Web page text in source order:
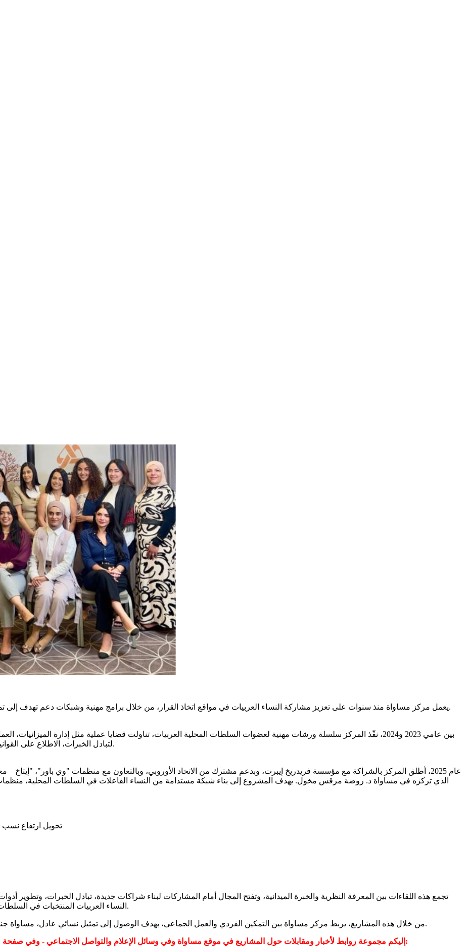
يعمل مركز مساواة منذ سنوات على تعزيز مشاركة النساء العربيات في مواقع اتخاذ القرار، من خلال برامج مهنية وشبكات دعم تهدف إلى تمكين القياديات، رفع تمثيل النساء، وتعزيز تأثيرهن في الحيز العام.
بين عامي 2023 و2024، نفّذ المركز سلسلة ورشات مهنية لعضوات السلطات المحلية العربيات، تناولت قضايا عملية مثل إدارة
لتبادل الخبرات، الاطلاع على القوانين والآليات الرقابية، وتطوير أدوات للتأثير داخل المجالس المحلية.
عام 2025، أطلق المركز بالشراكة مع مؤسسة فريدريخ إيبرت، وبدعم مشترك من الاتحاد الأوروبي، وبالتعاون مع منظمات "وي باور"،
الذي تركزه في مساواة د. روضة مرقس مخول. يهدف المشروع إلى بناء شبكة مستدامة من النساء الفاعلات في السلطات المحلية، منظمات
تحويل ارتفاع نسب
تجمع هذه اللقاءات بين المعرفة النظرية والخبرة الميدانية، وتفتح المجال أمام المشاركات لبناء شراكات جديدة، تبادل الخبرات،
النساء العربيات المنتخبات في السلطات المحلية، وكسر حاجز غياب رئيسات السلطات المحلية العربيات.
من خلال هذه المشاريع، يربط مركز مساواة بين التمكين الفردي والعمل الجماعي، بهدف الوصول إلى تمثيل نسائي عادل، مساواة جندرية في توزيع الموارد، وصوت نسائي مؤثر في السياسات العامة.
إليكم مجموعة روابط لأخبار ومقابلات حول المشاريع في موقع مساواة وفي وسائل الإعلام والتواصل الاجتماعي - وفي صفحة موقع مساواة عبر الفيسبوك تجدون المزيد من المقابلات والأخبار: